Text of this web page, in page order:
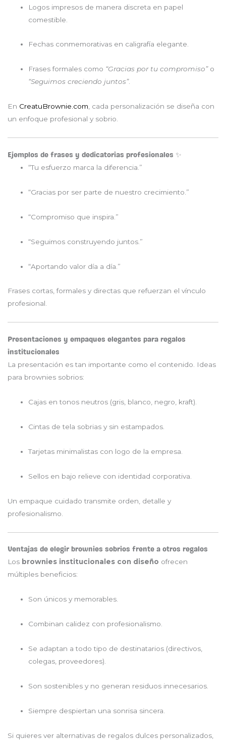
Logos impresos de manera discreta en papel
comestible.
Fechas conmemorativas en caligrafía elegante.
Frases formales como “Gracias por tu compromiso”o
“Seguimos creciendo juntos”.
En CreatuBrownie.com, cada personalización se diseña con
un enfoque profesional y sobrio.
Ejemplos de frases y dedicatorias profesionales ✨
“Tu esfuerzo marca la diferencia.”
“Gracias por ser parte de nuestro crecimiento.”
“Compromiso que inspira.”
“Seguimos construyendo juntos.”
“Aportando valor día a día.”
Frases cortas, formales y directas que refuerzan el vínculo
profesional.
Presentaciones y empaques elegantes para regalos
institucionales
La presentación es tan importante como el contenido. Ideas
para brownies sobrios:
Cajas en tonos neutros (gris, blanco, negro, kraft).
Cintas de tela sobrias y sin estampados.
Tarjetas minimalistas con logo de la empresa.
Sellos en bajo relieve con identidad corporativa.
Un empaque cuidado transmite orden, detalle y
profesionalismo.
Ventajas de elegir brownies sobrios frente a otros regalos
Los brownies institucionales con diseño ofrecen
múltiples beneficios:
Son únicos y memorables.
Combinan calidez con profesionalismo.
Se adaptan a todo tipo de destinatarios (directivos,
colegas, proveedores).
Son sostenibles y no generan residuos innecesarios.
Siempre despiertan una sonrisa sincera.
Si quieres ver alternativas de regalos dulces personalizados,